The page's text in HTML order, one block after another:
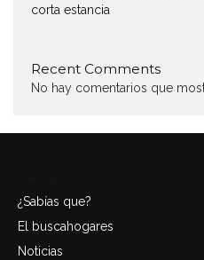
corta estancia
Recent Comments
No hay comentarios que
¿Sabías que?
El buscahogares
Noticias